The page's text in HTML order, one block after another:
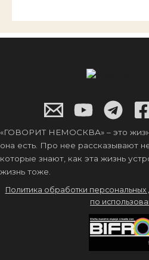
«ГОВОРИТ НЕМОСКВА» – это
она есть. Про нее рассказывают
которые знают, как эта жизнь
жизнь тоже.
Политика обработки персональных
по